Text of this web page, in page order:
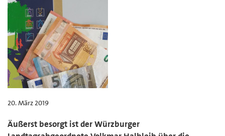
20. März 2019
Äußerst besorgt ist der Würzburger